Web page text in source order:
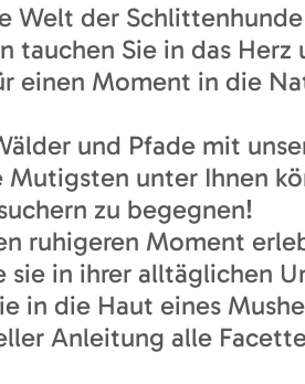
Welt der
tauchen Sie in das
einen Moment in die
und Pfade mit
Mutigsten unter Ihnen
zu begegnen!
ruhigeren Moment
sie in ihrer alltäglichen
in die Haut eines
Anleitung alle